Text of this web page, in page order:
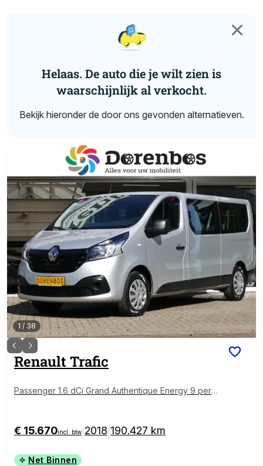
Helaas. De auto die je wilt zien is
waarschijnlijk al verkocht.
Bekijk hieronder de door ons gevonden alternatieven.
1 / 38
Renault Trafic
Passenger 1.6 dCi Grand Authentique Energy 9 perso
€ 15.670incl. btw 2018 190.427 km
Net Binnen